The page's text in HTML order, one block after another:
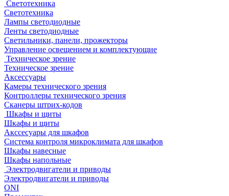
Светотехника
Светотехника
Лампы светодиодные
Ленты светодиодные
Светильники, панели, прожекторы
Управление освещением и комплектующие
Техническое зрение
Техническое зрение
Аксессуары
Камеры технического зрения
Контроллеры технического зрения
Сканеры штрих-кодов
Шкафы и щиты
Шкафы и щиты
Акссесуары для шкафов
Система контроля микроклимата для шкафов
Шкафы навесные
Шкафы напольные
Электродвигатели и приводы
Электродвигатели и приводы
ONI